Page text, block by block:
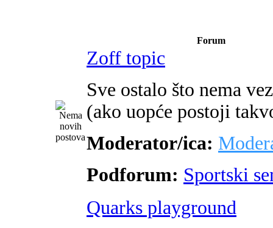
Forum
Zoff topic
Sve ostalo što nema
(ako uopće postoji
Moderator/ica:
Podforum: Sportski
Quarks playground